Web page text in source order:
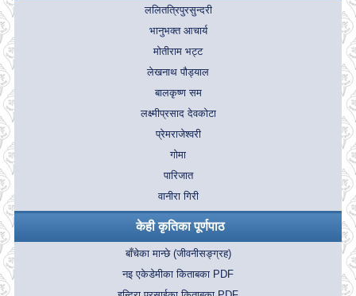
ललितत्रिपुरसुन्दरी
भानुभक्त आचार्य
मोतीराम भट्ट
लेखनाथ पौड्याल
बालकृष्ण सम
लक्ष्मीप्रसाद देवकोटा
प्रेमराजेश्वरी
गोमा
पारिजात
वानीरा गिरी
केही कृतिका पूर्णपाठ
बाँचेका मान्छे (जीवनीसङ्ग्रह)
नइ एकेडेमीका किताबका PDF